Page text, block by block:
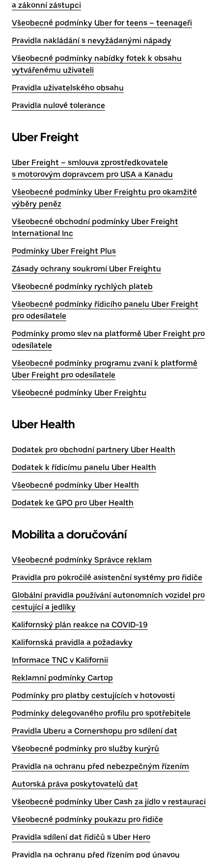
a zákonní zástupci
Všeobecné podmínky Uber for teens – teenageři
Pravidla nakládání s nevyžádanými nápady
Všeobecné podmínky nabídky fotek k obsahu
vytvářenému uživateli
Pravidla uživatelského obsahu
Pravidla nulové tolerance
Uber Freight
Uber Freight – smlouva zprostředkovatele
s motorovým dopravcem pro USA a Kanadu
Všeobecné podmínky Uber Freightu pro okamžité
výběry peněz
Všeobecné obchodní podmínky Uber Freight
International Inc
Podmínky Uber Freight Plus
Zásady ochrany soukromí Uber Freightu
Všeobecné podmínky rychlých plateb
Všeobecné podmínky řídicího panelu Uber Freight
pro odesílatele
Podmínky promo slev na platformě Uber Freight pro
odesílatele
Všeobecné podmínky programu zvaní k platformě
Uber Freight pro odesílatele
Všeobecné podmínky Uber Freightu
Uber Health
Dodatek pro obchodní partnery Uber Health
Dodatek k řídicímu panelu Uber Health
Všeobecné podmínky Uber Health
Dodatek ke GPO pro Uber Health
Mobilita a doručování
Všeobecné podmínky Správce reklam
Pravidla pro pokročilé asistenční systémy pro řidiče
Globální pravidla používání autonomních vozidel pro
cestující a jedlíky
Kalifornský plán reakce na COVID-19
Kalifornská pravidla a požadavky
Informace TNC v Kalifornii
Reklamní podmínky Cartop
Podmínky pro platby cestujících v hotovosti
Podmínky delegovaného profilu pro spotřebitele
Pravidla Uberu a Cornershopu pro sdílení dat
Všeobecné podmínky pro služby kurýrů
Pravidla na ochranu před nebezpečným řízením
Autorská práva poskytovatelů dat
Všeobecné podmínky Uber Cash za jídlo v restauraci
Všeobecné podmínky poukazu pro řidiče
Pravidla sdílení dat řidičů s Uber Hero
Pravidla na ochranu před řízením pod únavou